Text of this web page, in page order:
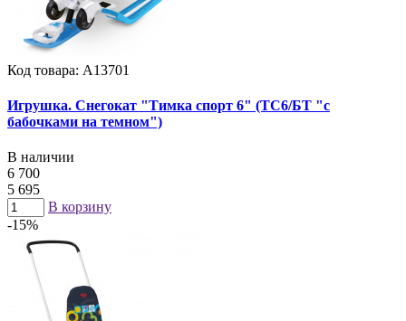
Код товара: А13701
Игрушка. Снегокат "Тимка спорт 6" (ТС6/БТ "с
бабочками на темном")
В наличии
6 700
5 695
В корзину
-15%